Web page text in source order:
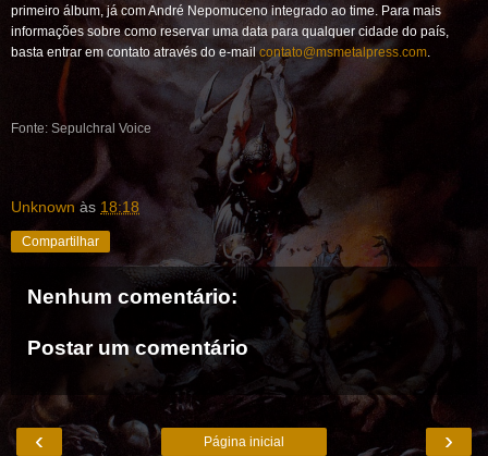
primeiro álbum, já com André Nepomuceno integrado ao time. Para mais
informações sobre como reservar uma data para qualquer cidade do país,
basta entrar em contato através do e-mailcontato@msmetalpress.com.
Fonte: Sepulchral Voice
Unknown às 18:18
Compartilhar
Nenhum comentário:
Postar um comentário
‹ ›
Página inicial